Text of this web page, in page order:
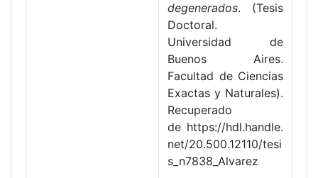
degenerados. (Tesis
Doctoral.
Universidad de
Buenos Aires.
Facultad de Ciencias
Exactas y Naturales).
Recuperado
de https://hdl.handle.
net/20.500.12110/tesi
s_n7838_Alvarez